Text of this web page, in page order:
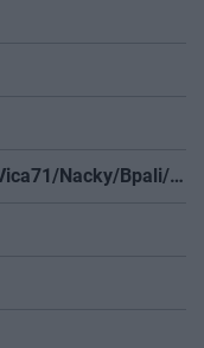
Toka Club/Labanc/Laruska/Vica71/Nacky/Bpali/Oldrider/Josefernando/Mcbull/Kawaszabi